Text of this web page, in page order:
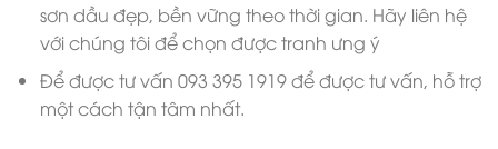
sơn dầu đẹp, bền vững theo thời gian. Hãy liên hệ
với chúng tôi để chọn được tranh ưng ý
Để được tư vấn 093 395 1919 để được tư vấn, hỗ trợ
một cách tận tâm nhất.